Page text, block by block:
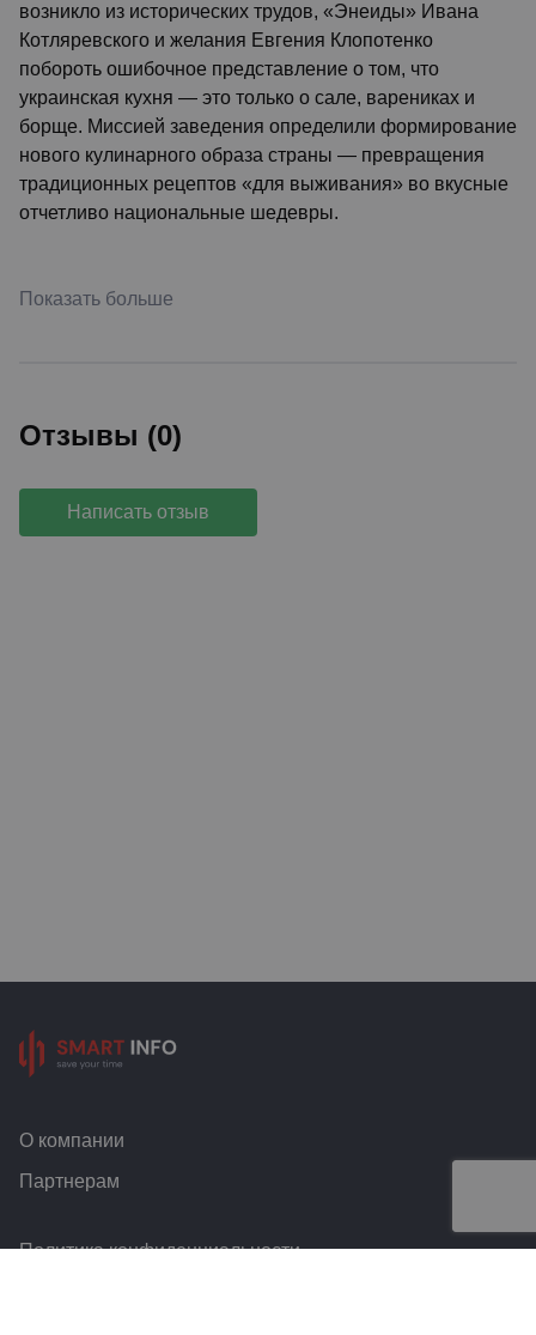
возникло из исторических трудов, «Энеиды» Ивана
Котляревского и желания Евгения Клопотенко
побороть ошибочное представление о том, что
украинская кухня — это только о сале, варениках и
борще. Миссией заведения определили формирование
нового кулинарного образа страны — превращения
традиционных рецептов «для выживания» во вкусные
отчетливо национальные шедевры.
Показать больше
Отзывы (0)
Написать отзыв
О компании
Партнерам
Политика конфиденциальности